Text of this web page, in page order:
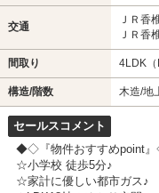
交通
ＪＲ香
ＪＲ香
間取り 4LDK（
構造/階数 木造/地
セールスコメント
◆◇『物件おすすめpoint
☆小学校 徒歩5分♪
☆家計に優しい都市ガス♪